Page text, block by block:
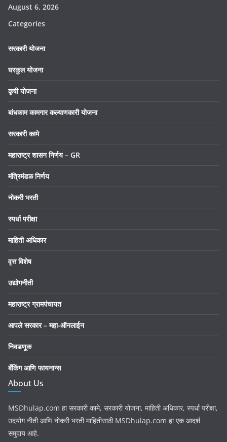
August 6, 2026
Categories
सरकारी योजना
घरकुल योजना
कृषी योजना
बांधकाम कामगार कल्याणकारी योजना
सरकारी कामे
महाराष्ट्र शासन निर्णय – GR
मंत्रिमंडळ निर्णय
नोकरी भरती
स्पर्धा परीक्षा
माहिती अधिकार
वृत्त विशेष
उद्योगनीती
महाराष्ट्र ग्रामपंचायत
आपले सरकार – महा-ऑनलाईन
निवडणूक
बँकिंग आणि फायनान्स
About Us
MSDhulap.com हा सरकारी कामे, सरकारी योजना, माहिती अधिकार, स्पर्धा परीक्षा,
उदयोग नीती आणि नोकरी भरती माहितीसाठी MSDhulap.com हा एक आदर्श
समुदाय आहे.